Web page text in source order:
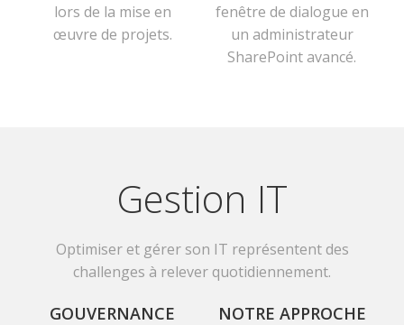
lors de la mise en
œuvre de projets.
fenêtre de dialogue en
un administrateur
SharePoint avancé.
Gestion IT
Optimiser et gérer son IT représentent des
challenges à relever quotidiennement.
GOUVERNANCE NOTRE APPROCHE